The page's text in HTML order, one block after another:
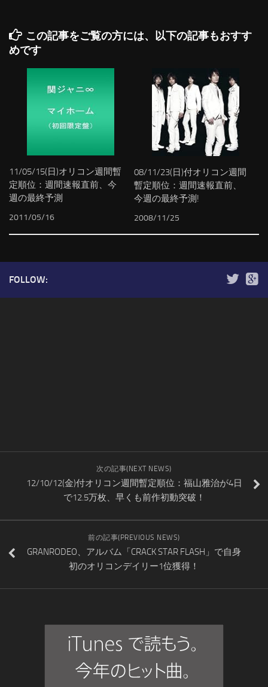
この記事をご覧の方には、以下の記事もおすす
めです
11/05/15(日)オリコン週間暫
定順位：週間速報直前、今
週の最終予測
2011/05/16
08/11/23(日)付オリコン週間
暫定順位：週間速報直前、
今週の最終予測!
2008/11/25
FOLLOW:
次の記事(NEXT NEWS)
12/10/12(金)付オリコン週間暫定順位：福山雅治が4日
で12.5万枚、早くも前作初動突破！
前の記事(PREVIOUS NEWS)
GRANRODEO、アルバム「CRACK STAR FLASH」で自身
初のオリコンデイリー1位獲得！